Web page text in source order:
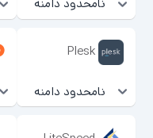
Plesk